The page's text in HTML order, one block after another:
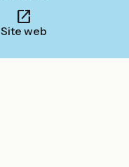
Site web